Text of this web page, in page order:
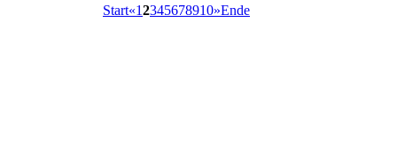
Start«12345678910»Ende